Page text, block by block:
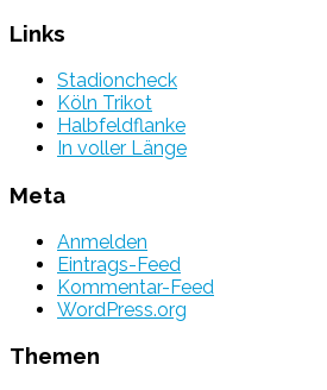
Links
Stadioncheck
Köln Trikot
Halbfeldflanke
In voller Länge
Meta
Anmelden
Eintrags-Feed
Kommentar-Feed
WordPress.org
Themen